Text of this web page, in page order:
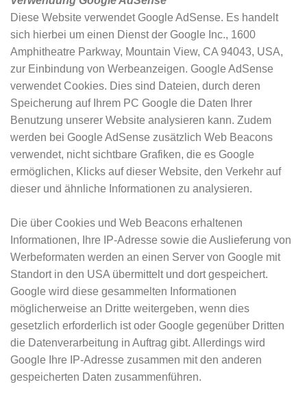
Diese Website verwendet Google AdSense. Es handelt
sich hierbei um einen Dienst der Google Inc., 1600
Amphitheatre Parkway, Mountain View, CA 94043, USA,
zur Einbindung von Werbeanzeigen. Google AdSense
verwendet Cookies. Dies sind Dateien, durch deren
Speicherung auf Ihrem PC Google die Daten Ihrer
Benutzung unserer Website analysieren kann. Zudem
werden bei Google AdSense zusätzlich Web Beacons
verwendet, nicht sichtbare Grafiken, die es Google
ermöglichen, Klicks auf dieser Website, den Verkehr auf
dieser und ähnliche Informationen zu analysieren.
Die über Cookies und Web Beacons erhaltenen
Informationen, Ihre IP-Adresse sowie die Auslieferung von
Werbeformaten werden an einen Server von Google mit
Standort in den USA übermittelt und dort gespeichert.
Google wird diese gesammelten Informationen
möglicherweise an Dritte weitergeben, wenn dies
gesetzlich erforderlich ist oder Google gegenüber Dritten
die Datenverarbeitung in Auftrag gibt. Allerdings wird
Google Ihre IP-Adresse zusammen mit den anderen
gespeicherten Daten zusammenführen.